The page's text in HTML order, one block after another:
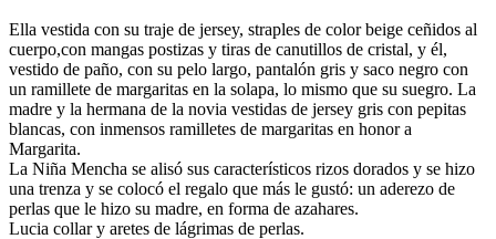
Ella vestida con su traje de jersey, straples de color beige ceñidos al
cuerpo,con mangas postizas y tiras de canutillos de cristal, y él,
vestido de paño, con su pelo largo, pantalón gris y saco negro con
un ramillete de margaritas en la solapa, lo mismo que su suegro. La
madre y la hermana de la novia vestidas de jersey gris con pepitas
blancas, con inmensos ramilletes de margaritas en honor a
Margarita.
La Niña Mencha se alisó sus característicos rizos dorados y se hizo
una trenza y se colocó el regalo que más le gustó: un aderezo de
perlas que le hizo su madre, en forma de azahares.
Lucia collar y aretes de lágrimas de perlas.